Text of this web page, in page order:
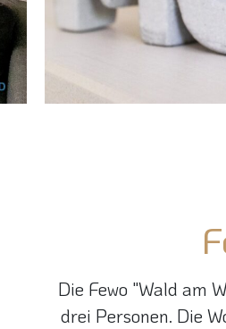
Die Fewo "Wald am
drei Personen. Die